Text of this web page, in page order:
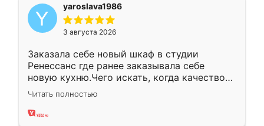
yaroslava1986
3 августа 2026
Заказала себе новый шкаф в студии
Ренессанс где ранее заказывала себе
новую кухню.Чего искать, когда качеством
вполне довольна. Служит кухня уже почти
два года, нареканий нет.
Читать полностью